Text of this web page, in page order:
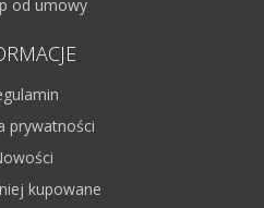
od umowy
prywatności
kupowane